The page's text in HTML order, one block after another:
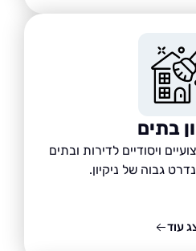
לדירות ובתים
של ניקיון.